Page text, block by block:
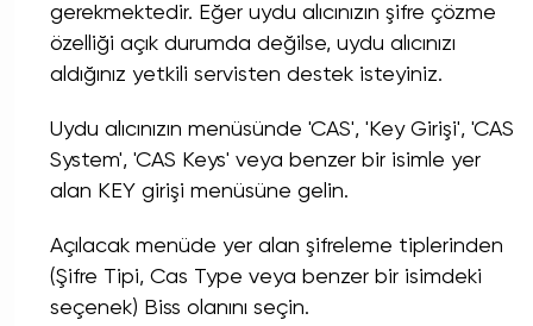
gerekmektedir. Eğer uydu alıcınızın şifre çözme
özelliği açık durumda değilse, uydu alıcınızı
aldığınız yetkili servisten destek isteyiniz.
Uydu alıcınızın menüsünde 'CAS', 'Key Girişi', 'CAS
System', 'CAS Keys' veya benzer bir isimle yer
alan KEY girişi menüsüne gelin.
Açılacak menüde yer alan şifreleme tiplerinden
(Şifre Tipi, Cas Type veya benzer bir isimdeki
seçenek) Biss olanını seçin.